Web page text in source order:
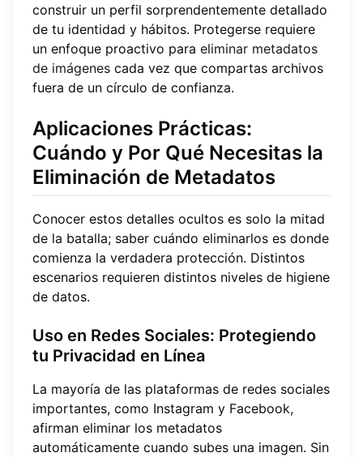
construir un perfil sorprendentemente detallado
de tu identidad y hábitos. Protegerse requiere
un enfoque proactivo para eliminar metadatos
de imágenes cada vez que compartas archivos
fuera de un círculo de confianza.
Aplicaciones Prácticas:
Cuándo y Por Qué Necesitas la
Eliminación de Metadatos
Conocer estos detalles ocultos es solo la mitad
de la batalla; saber cuándo eliminarlos es donde
comienza la verdadera protección. Distintos
escenarios requieren distintos niveles de higiene
de datos.
Uso en Redes Sociales: Protegiendo
tu Privacidad en Línea
La mayoría de las plataformas de redes sociales
importantes, como Instagram y Facebook,
afirman eliminar los metadatos
automáticamente cuando subes una imagen. Sin